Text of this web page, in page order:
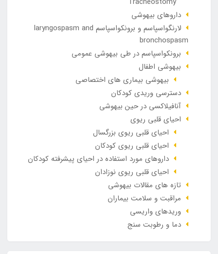
داروهای بیهوشی
لارنگواسپاسم و برونکواسپاسم laryngospasm and
bronchospasm
برونکواسپاسم در طی بیهوشی عمومی
بیهوشی اطفال
بیهوشی بیماری های اختصاصی
دسترسی وریدی کودکان
آنافيلاکسی در حين بيهوشی
احیای قلبی ریوی
احیای قلبی ریوی بزرگسال
احیای قلبی ریوی کودکان
داروهای مورد استفاده در احیای پیشرفته کودکان
احیای قلبی ریوی نوزادان
تازه های مقالات بیهوشی
مراقبت و سلامت بیماران
وريدهاي واريسي
دما و رطوبت سنج